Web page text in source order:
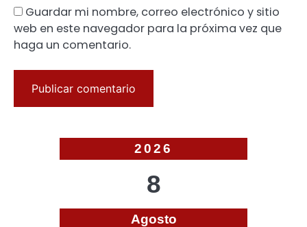
Guardar mi nombre, correo electrónico y sitio
web en este navegador para la próxima vez que
haga un comentario.
2026
8
Agosto